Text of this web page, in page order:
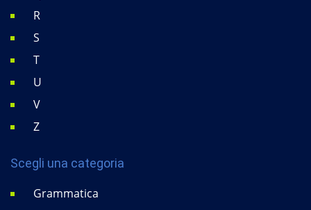
R
S
T
U
V
Z
Scegli una categoria
Grammatica